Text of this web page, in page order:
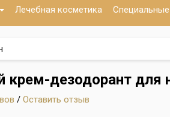
Лечебная косметика
дезодорант для
/ Оставить отзыв